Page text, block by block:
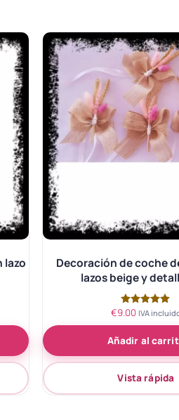
lazo
Decoración de coche
lazos beige y
Valorado
de 5
€9.00 IVA
Añadir al
Vista rápida